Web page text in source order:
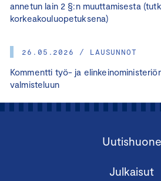
annetun lain 2 §:n muuttamisesta
korkeakouluopetuksena)
26.05.2026 / LAUSUNNOT
Kommentti työ- ja
valmisteluun
Uutishuone
Julkaisut